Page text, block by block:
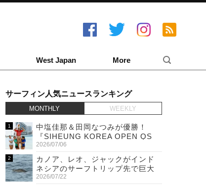
West Japan More
サーフィン人気ニュースランキング
MONTHLY WEEKLY
中塩佳那＆田岡なつみが優勝！
『SIHEUNG KOREA OPEN QS
6,000 & LQS』
2026/07/06
カノア、レオ、ジャックがインド
ネシアのサーフトリップ先で巨大
ワニと遭遇！
2026/07/22